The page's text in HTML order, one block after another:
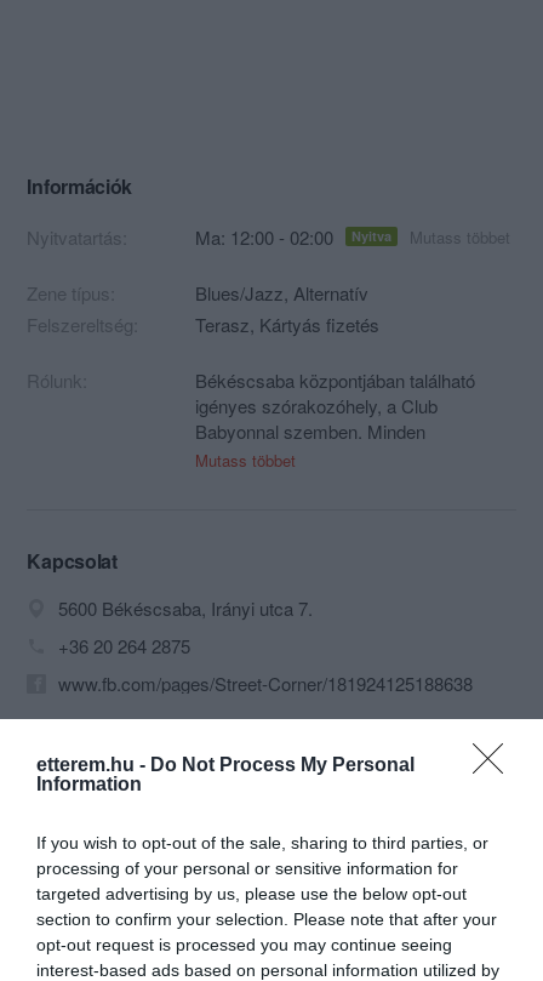
etterem.hu - Do Not Process My Personal
Information
If you wish to opt-out of the sale, sharing to third parties, or
processing of your personal or sensitive information for
targeted advertising by us, please use the below opt-out
section to confirm your selection. Please note that after your
opt-out request is processed you may continue seeing
interest-based ads based on personal information utilized by
Információk
Nyitvatartás: Ma: 12:00 - 02:00 Nyitva Mutass többet
Zene típus:
Blues/Jazz, Alternatív
Felszereltség:
Terasz, Kártyás fizetés
Rólunk:
Békéscsaba központjában található
igényes szórakozóhely, a Club
Babyonnal szemben. Minden
korosztályt kielégítő söröző,
Mutass többet
Kapcsolat
5600 Békéscsaba, Irányi utca 7.
+36 20 264 2875
www.fb.com/pages/Street-Corner/181924125188638
Probléma jelentése Te vagy a tulajdonos?